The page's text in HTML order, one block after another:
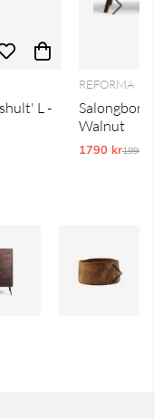
L -
pris:
REFORMA
Salongbord
Walnut
1790 kr1990 kr